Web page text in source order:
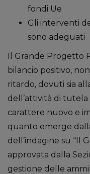
fondi Ue
Gli interventi
sono adeguati
Il Grande Progetto
bilancio positivo,
ritardo, dovuti sia
dell’attività di tutela
carattere nuovo e
quanto emerge
dell’indagine su “Il
approvata dalla
gestione delle